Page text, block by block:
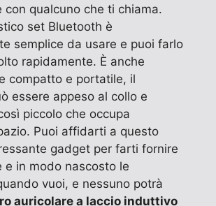
con qualcuno che ti chiama.
set Bluetooth è
semplice da usare e puoi farlo
rapidamente. È anche
compatto e portatile, il
essere appeso al collo e
piccolo che occupa
Puoi affidarti a questo
gadget per farti fornire
e in modo nascosto le
vuoi, e nessuno potrà
auricolare a laccio induttivo